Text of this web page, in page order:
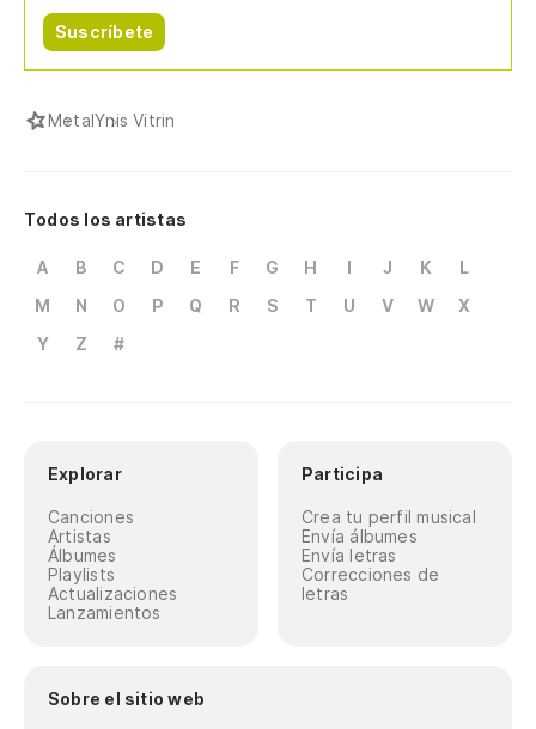
Suscríbete
MetalYnis Vitrin
Todos los artistas
A B C D E F G H I J K
L
M
N O P Q R S T U V W
X
Y
Z #
Explorar
Canciones
Artistas
Álbumes
Playlists
Actualizaciones
Lanzamientos
Participa
Crea tu perfil musical
Envía álbumes
Envía letras
Correcciones de
letras
Sobre el sitio web